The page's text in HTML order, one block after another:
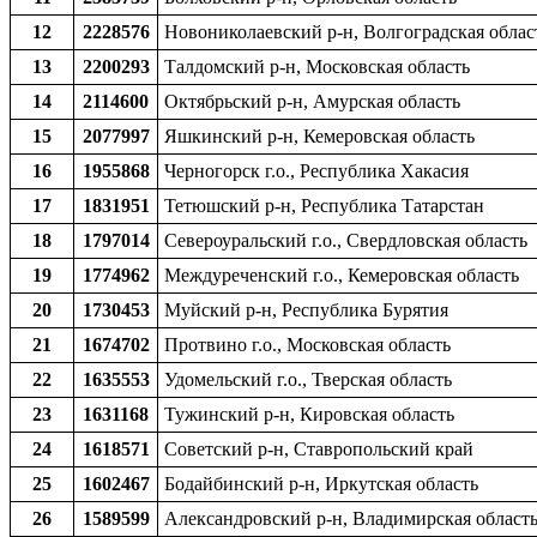
12
2228576
Новониколаевский р-н, Волгоградская
13
2200293
Талдомский р-н, Московская область
14
2114600
Октябрьский р-н, Амурская область
15
2077997
Яшкинский р-н, Кемеровская область
16
1955868
Черногорск г.о., Республика Хакасия
17
1831951
Тетюшский р-н, Республика Татарстан
18
1797014
Североуральский г.о., Свердловская область
19
1774962
Междуреченский г.о., Кемеровская область
20
1730453
Муйский р-н, Республика Бурятия
21
1674702
Протвино г.о., Московская область
22
1635553
Удомельский г.о., Тверская область
23
1631168
Тужинский р-н, Кировская область
24
1618571
Советский р-н, Ставропольский край
25
1602467
Бодайбинский р-н, Иркутская область
26
1589599 Александровский р-н, Владимирская область